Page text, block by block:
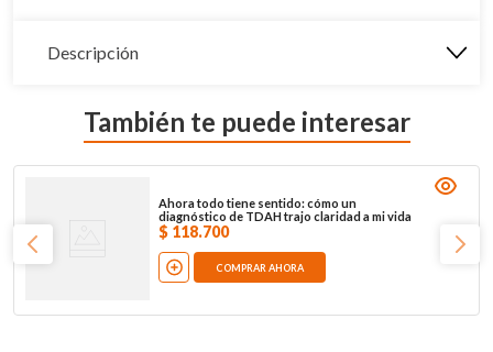
Descripción
También te puede interesar
Ahora todo tiene sentido: cómo un
diagnóstico de TDAH trajo claridad a mi vida
$ 118.700
COMPRAR AHORA